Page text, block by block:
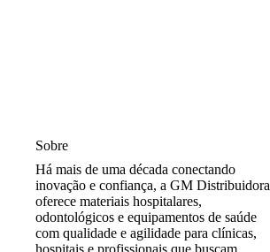
Sobre
Há mais de uma década conectando
inovação e confiança, a GM Distribuidora
oferece materiais hospitalares,
odontológicos e equipamentos de saúde
com qualidade e agilidade para clínicas,
hospitais e profissionais que buscam